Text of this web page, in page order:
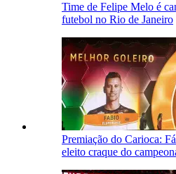
Time de Felipe Melo é
futebol no Rio de Janeiro
Premiação do Carioca:
eleito craque do